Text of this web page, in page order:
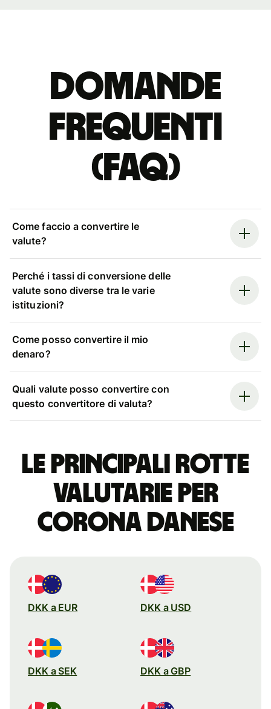
Domande
Frequenti
(FAQ)
Come faccio a convertire le
valute?
Perché i tassi di conversione delle
valute sono diverse tra le varie
istituzioni?
Come posso convertire il mio
denaro?
Quali valute posso convertire con
questo convertitore di valuta?
Le principali rotte
valutarie per
corona danese
DKK a EUR DKK a USD
DKK a SEK DKK a GBP